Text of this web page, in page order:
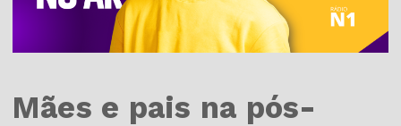
Mães e pais na pós-